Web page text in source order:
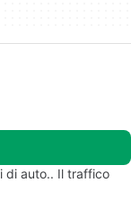
di auto.. Il traffico